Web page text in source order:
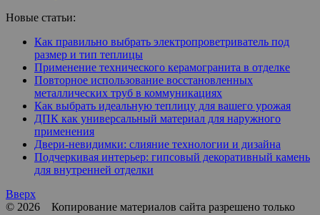
Новые статьи:
Как правильно выбрать электропроветриватель под
размер и тип теплицы
Применение технического керамогранита в отделке
Повторное использование восстановленных
металлических труб в коммуникациях
Как выбрать идеальную теплицу для вашего урожая
ДПК как универсальный материал для наружного
применения
Двери-невидимки: слияние технологии и дизайна
Подчеркивая интерьер: гипсовый декоративный камень
для внутренней отделки
Вверх
© 2026 Копирование материалов сайта разрешено только